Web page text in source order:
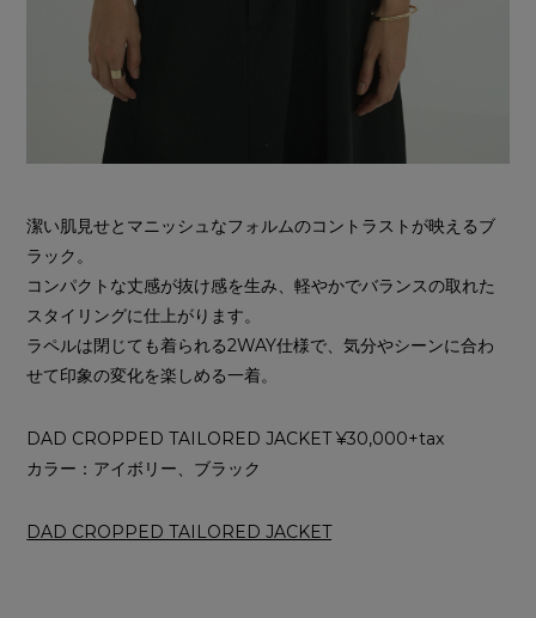
潔い肌見せとマニッシュなフォルムのコントラストが映えるブ
ラック。
コンパクトな丈感が抜け感を生み、軽やかでバランスの取れた
スタイリングに仕上がります。
ラペルは閉じても着られる2WAY仕様で、気分やシーンに合わ
せて印象の変化を楽しめる一着。
DAD CROPPED TAILORED JACKET ¥30,000+tax
カラー：アイボリー、ブラック
DAD CROPPED TAILORED JACKET